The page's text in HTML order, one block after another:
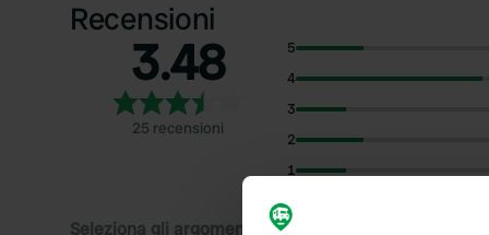
Recensioni
3.48
25 recensioni
5
4
3
2
1
Seleziona gli argomenti di cui desideri leggere le